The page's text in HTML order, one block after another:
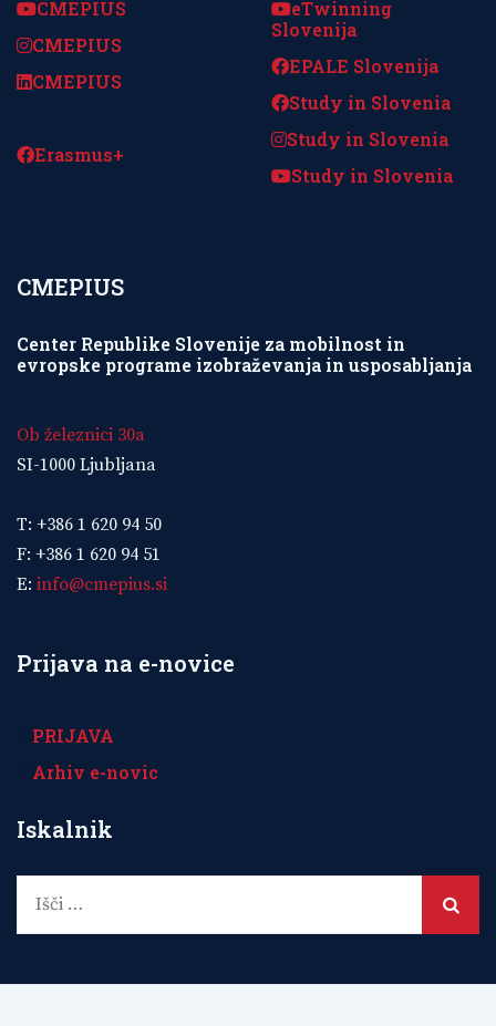
CMEPIUS
CMEPIUS
CMEPIUS
Erasmus+
eTwinning
Slovenija
EPALE Slovenija
Study in Slovenia
Study in Slovenia
Study in Slovenia
CMEPIUS
Center Republike Slovenije za mobilnost in
evropske programe izobraževanja in usposabljanja
Ob železnici 30a
SI-1000 Ljubljana
T: +386 1 620 94 50
F: +386 1 620 94 51
E: info@cmepius.si
Prijava na e-novice
PRIJAVA
Arhiv e-novic
Iskalnik